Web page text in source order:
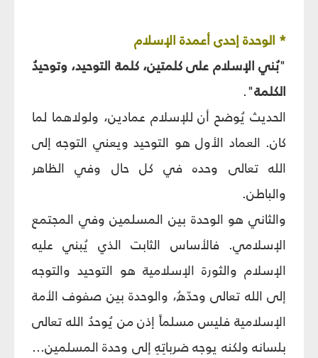
* الوحدة إحدى أعمدة الإسلام
"بُني الإسلام على كلمتين، كلمة التوحيد، وتوحيدُ
الكلمة".
الحديث يُوضح أن للإسلام عمادين، ولولاهما لما
كان. العماد الأول هو التوحيد ويعني التوجه إلى
الله تعالى وحده في كل حال وفي الظاهر
والباطن.
والثاني هو الوحدة بين المسلمين وفي المجتمع
الإسلامي. فالأساس الثابت الذي يُبني عليه
الإسلام والثورة الإسلامية هو التوحيد والتوجه
إلى الله تعالى وحدّهُ، والوحدة بين صفوف الأمة
الإسلامية فليس مسلماً إذن من يُوحدُ الله تعالى
بلسانه ولكنه يوجه ضرباتِهِ إلى وحدة المسلمين...